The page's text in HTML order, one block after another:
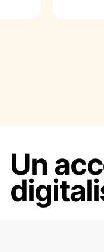
Un